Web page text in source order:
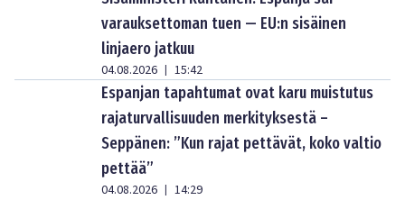
varauksettoman tuen — EU:n sisäinen
linjaero jatkuu
04.08.2026 | 15:42
Espanjan tapahtumat ovat karu muistutus
rajaturvallisuuden merkityksestä –
Seppänen: ”Kun rajat pettävät, koko valtio
pettää”
04.08.2026 | 14:29